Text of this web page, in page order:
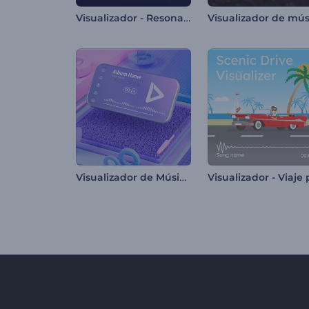
Visualizador - Resonancia Sonora
Visualizador de Música de Movimiento Cinético